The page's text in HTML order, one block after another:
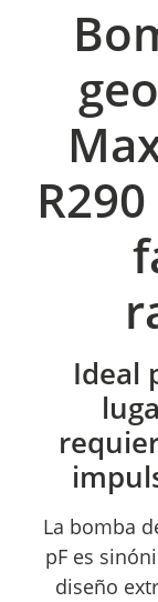
Ideal
La bomba
pF es
diseño